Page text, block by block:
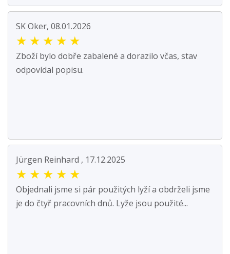
SK Oker, 08.01.2026
★ ★ ★ ★ ★
Zboží bylo dobře zabalené a dorazilo včas, stav
odpovídal popisu.
Jürgen Reinhard , 17.12.2025
★ ★ ★ ★ ★
Objednali jsme si pár použitých lyží a obdrželi jsme
je do čtyř pracovních dnů. Lyže jsou použité...